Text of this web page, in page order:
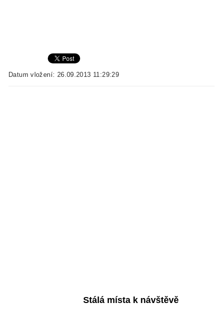
Datum vložení: 26.09.2013 11:29:29
Stálá místa k návštěvě